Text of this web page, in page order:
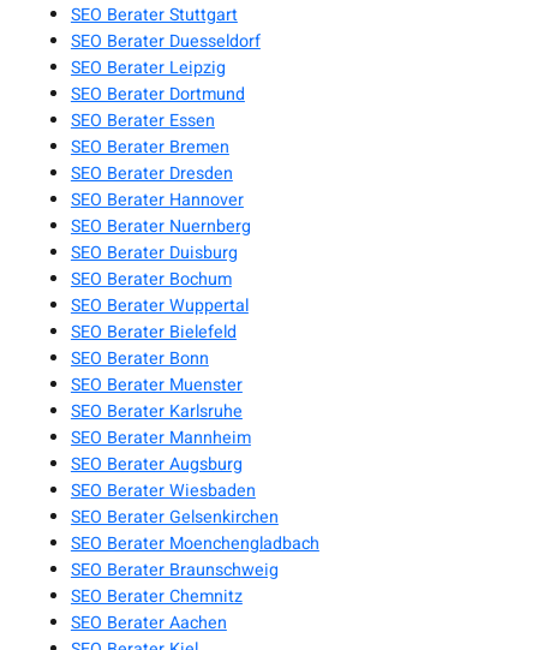
SEO Berater Stuttgart
SEO Berater Duesseldorf
SEO Berater Leipzig
SEO Berater Dortmund
SEO Berater Essen
SEO Berater Bremen
SEO Berater Dresden
SEO Berater Hannover
SEO Berater Nuernberg
SEO Berater Duisburg
SEO Berater Bochum
SEO Berater Wuppertal
SEO Berater Bielefeld
SEO Berater Bonn
SEO Berater Muenster
SEO Berater Karlsruhe
SEO Berater Mannheim
SEO Berater Augsburg
SEO Berater Wiesbaden
SEO Berater Gelsenkirchen
SEO Berater Moenchengladbach
SEO Berater Braunschweig
SEO Berater Chemnitz
SEO Berater Aachen